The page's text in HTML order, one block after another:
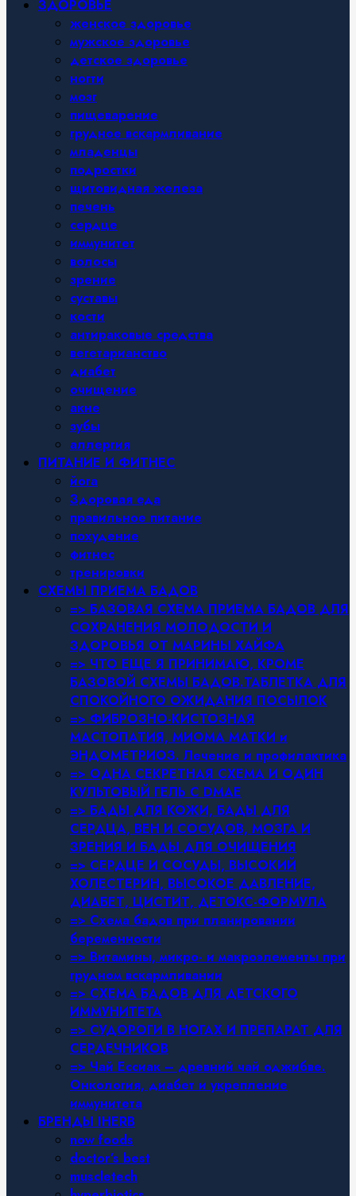
ЗДОРОВЬЕ
женское здоровье
мужское здоровье
детское здоровье
ногти
мозг
пищеварение
грудное вскармливание
младенцы
подростки
щитовидная железа
печень
сердце
иммунитет
волосы
зрение
суставы
кости
антираковые средства
вегетарианство
диабет
очищение
акне
зубы
аллергия
ПИТАНИЕ И ФИТНЕС
йога
Здоровая еда
правильное питание
похудение
фитнес
тренировки
СХЕМЫ ПРИЕМА БАДОВ
=> БАЗОВАЯ СХЕМА ПРИЕМА БАДОВ ДЛЯ
СОХРАНЕНИЯ МОЛОДОСТИ И
ЗДОРОВЬЯ ОТ МАРИНЫ ХАЙФА
=> ЧТО ЕЩЕ Я ПРИНИМАЮ, КРОМЕ
БАЗОВОЙ СХЕМЫ БАДОВ.ТАБЛЕТКА ДЛЯ
СПОКОЙНОГО ОЖИДАНИЯ ПОСЫЛОК
=> ФИБРОЗНО-КИСТОЗНАЯ
МАСТОПАТИЯ, МИОМА МАТКИ и
ЭНДОМЕТРИОЗ. Лечение и профилактика
=> ОДНА СЕКРЕТНАЯ СХЕМА И ОДИН
КУЛЬТОВЫЙ ГЕЛЬ С DMAE
=> БАДЫ ДЛЯ КОЖИ, БАДЫ ДЛЯ
СЕРДЦА, ВЕН И СОСУДОВ, МОЗГА И
ЗРЕНИЯ И БАДЫ ДЛЯ ОЧИЩЕНИЯ
=> СЕРДЦЕ И СОСУДЫ, ВЫСОКИЙ
ХОЛЕСТЕРИН, ВЫСОКОЕ ДАВЛЕНИЕ,
ДИАБЕТ, ЦИСТИТ, ДЕТОКС-ФОРМУЛА
=> Схема бадов при планировании
беременности
=> Витамины, микро- и макроэлементы при
грудном вскармливании
=> СХЕМА БАДОВ ДЛЯ ДЕТСКОГО
ИММУНИТЕТА
=> СУДОРОГИ В НОГАХ И ПРЕПАРАТ ДЛЯ
СЕРДЕЧНИКОВ
=> Чай Ессиак – древний чай оджибве.
Онкология, диабет и укрепление
иммунитета
БРЕНДЫ IHERB
now foods
doctor’s best
muscletech